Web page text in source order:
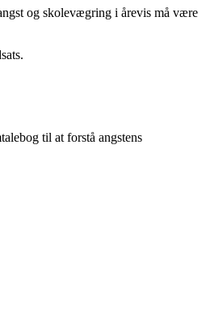
og skolevægring i årevis må være
til at forstå angstens